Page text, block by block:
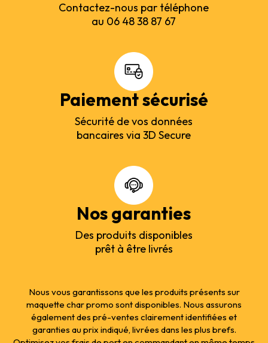
Contactez-nous par téléphone
au 06 48 38 87 67
Paiement sécurisé
Sécurité de vos données
bancaires via 3D Secure
Nos garanties
Des produits disponibles
prêt à être livrés
Nous vous garantissons que les produits présents sur
maquette char promo sont disponibles. Nous assurons
également des pré-ventes clairement identifiées et
garanties au prix indiqué, livrées dans les plus brefs.